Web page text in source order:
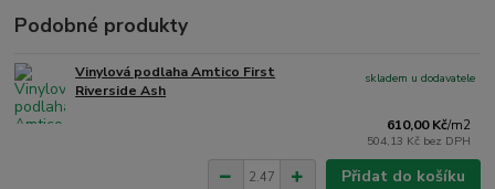
Podobné produkty
Vinylová podlaha Amtico First
Riverside Ash
610,00 Kč/m2
504,13 Kč bez DPH
skladem u dodavatele
Přidat do košíku